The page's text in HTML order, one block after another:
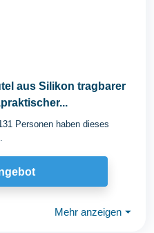
aus Silikon tragbarer
Personen haben dieses
Mehr anzeigen ⏷